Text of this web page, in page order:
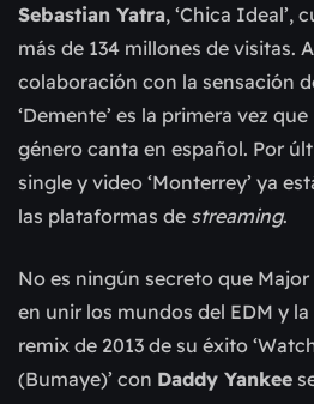
Sebastian Yatra, ‘Chica Ideal’,
más de 134 millones de visitas.
colaboración con la sensación
‘Demente’ es la primera vez
género canta en español. Por
single y video ‘Monterrey’ ya
las plataformas de streaming.
No es ningún secreto que
en unir los mundos del EDM y
remix de 2013 de su éxito
(Bumaye)’ con Daddy Yankee